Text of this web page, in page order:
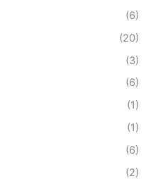
(6)
(20)
(3)
(6)
(1)
(1)
(6)
(2)